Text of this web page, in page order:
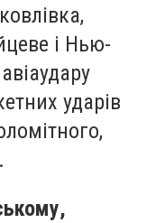
і Нью-
ударів